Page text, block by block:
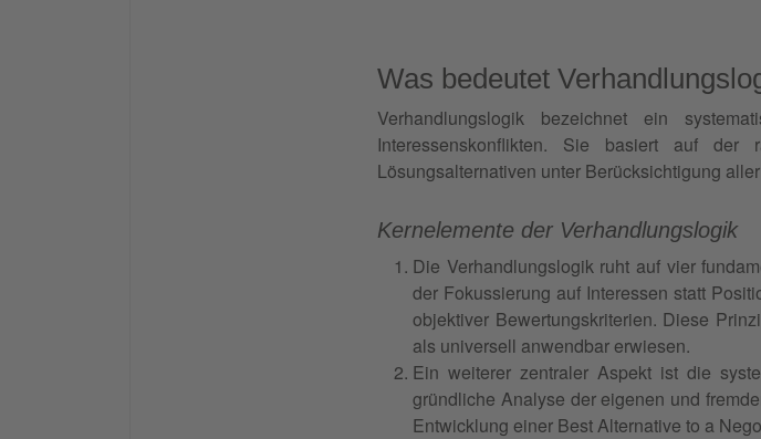
Was bedeutet
Verhandlungslogik bezeichnet ein
Interessenskonflikten. Sie basiert auf der
Lösungsalternativen unter Berücksichtigung
Kernelemente der Verhandlungslogik
Die Verhandlungslogik ruht auf vier
der Fokussierung auf Interessen statt
objektiver Bewertungskriterien. Diese
als universell anwendbar erwiesen.
Ein weiterer zentraler Aspekt ist die
gründliche Analyse der eigenen und
Entwicklung einer Best Alternative to a